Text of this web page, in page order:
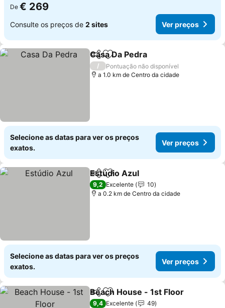
De € 269
Consulte os preços de 2 sites Ver preços
PartilharAdicionar aos favoritos
Casa Da Pedra
/
Pontuação não disponível
a 1.0 km de Centro da cidade
Selecione as datas para ver os preços
exatos.
Ver preços
PartilharAdicionar aos favoritos
Estúdio Azul
9,2 Excelente
10
a 0.2 km de Centro da cidade
Selecione as datas para ver os preços
exatos.
Ver preços
PartilharAdicionar aos favoritos
Beach House - 1st Floor
9,4 Excelente
49